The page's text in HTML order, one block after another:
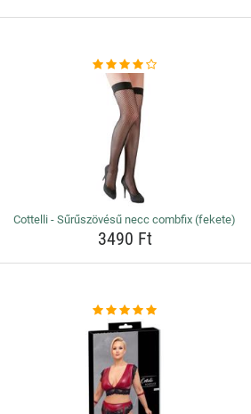
Cottelli - Sűrűszövésű necc combfix (fekete)
3490 Ft